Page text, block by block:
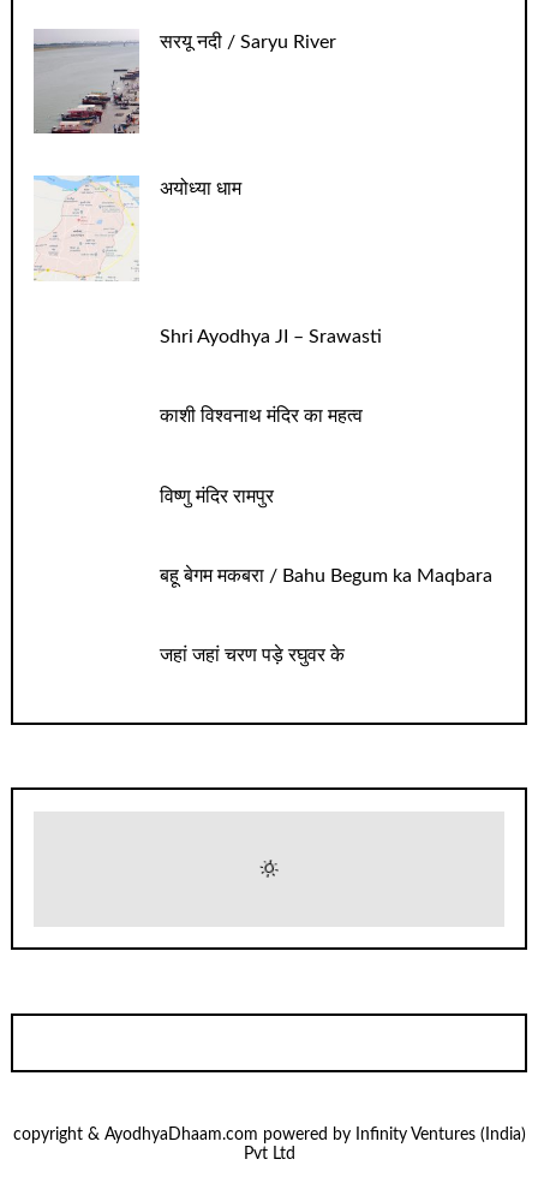
सरयू नदी / Saryu River
अयोध्या धाम
Shri Ayodhya JI – Srawasti
काशी विश्वनाथ मंदिर का महत्व
विष्णु मंदिर रामपुर
बहू बेगम मकबरा / Bahu Begum ka Maqbara
जहां जहां चरण पड़े रघुवर के
copyright & AyodhyaDhaam.com powered by Infinity Ventures (India)
Pvt Ltd